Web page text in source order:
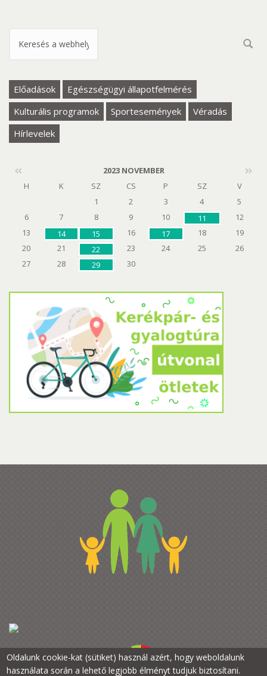
Keresés űrlap
Előadások
Egészségügyi állapotfelmérés
Kulturális programok
Sportesemények
Véradás
Hírlevelek
H K SZ CS P SZ
V
1
2 3 4
5
6
7 8 9 10 11
12
13
14 15 16 17 18
19
20
21 22 23 24 25
26
27
28 29 30
2023 NOVEMBER
Oldalunk cookie-kat (sütiket) használ azért, hogy weboldalunk
használata során a lehető legjobb élményt tudjuk biztosítani.